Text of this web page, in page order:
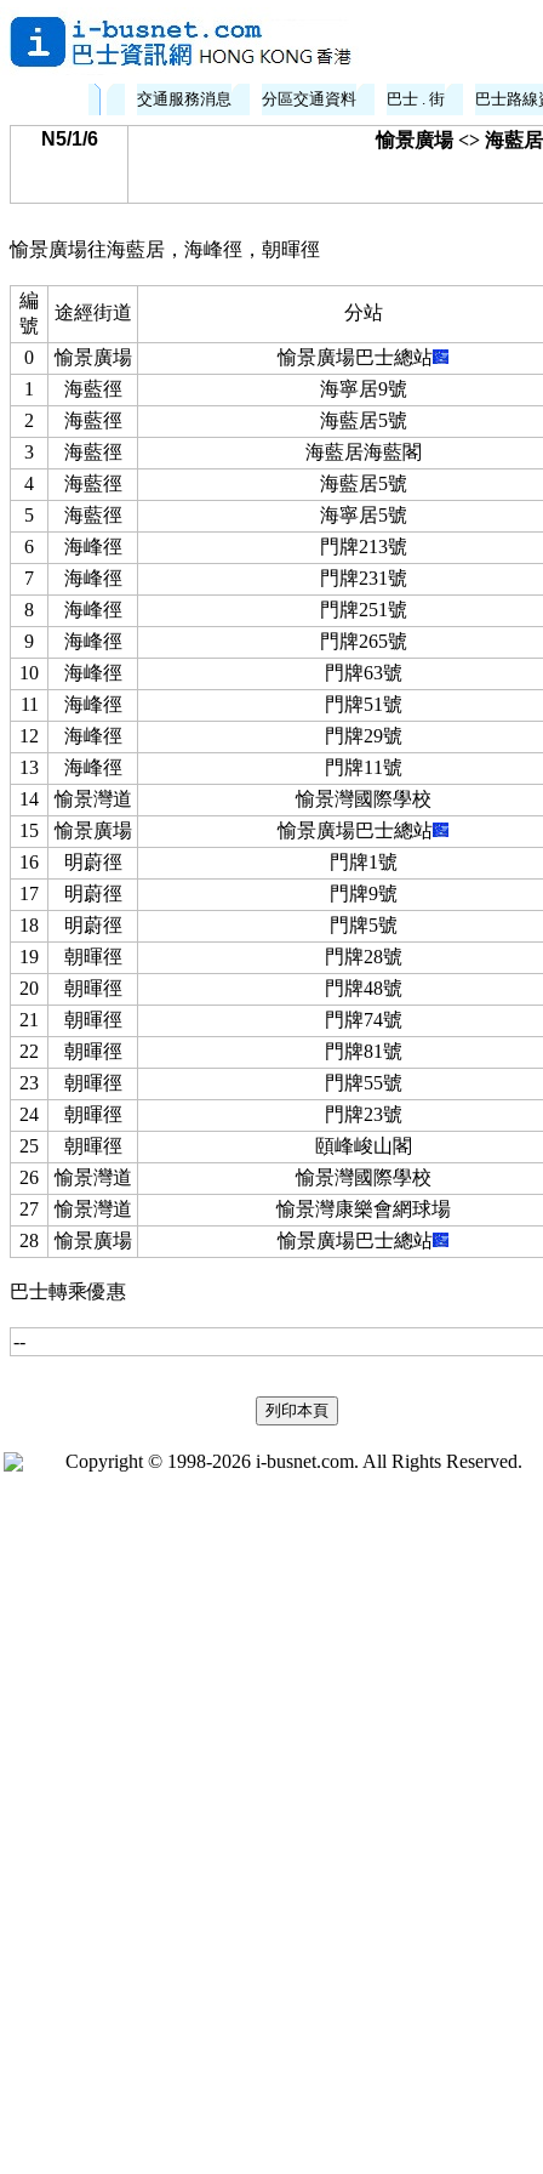
交通服務消息 分區交通資料 巴士 . 街 巴士路線
N5/1/6 愉景廣場 <> 海藍
愉景廣場往海藍居，海峰徑，朝暉徑
編
號
途經街道 分站
0 愉景廣場
愉景廣場巴士總站
1
海藍徑
海寧居9號
2
海藍徑
海藍居5號
3
海藍徑
海藍居海藍閣
4
海藍徑
海藍居5號
5
海藍徑
海寧居5號
6
海峰徑
門牌213號
7
海峰徑
門牌231號
8
海峰徑
門牌251號
9
海峰徑
門牌265號
10
海峰徑
門牌63號
11
海峰徑
門牌51號
12
海峰徑
門牌29號
13
海峰徑
門牌11號
14
愉景灣道
愉景灣國際學校
15
愉景廣場
愉景廣場巴士總站
16
明蔚徑
門牌1號
17
明蔚徑
門牌9號
18
明蔚徑
門牌5號
19
朝暉徑
門牌28號
20
朝暉徑
門牌48號
21
朝暉徑
門牌74號
22
朝暉徑
門牌81號
23
朝暉徑
門牌55號
24
朝暉徑
門牌23號
25
朝暉徑
頤峰峻山閣
26
愉景灣道
愉景灣國際學校
27
愉景灣道
愉景灣康樂會網球場
28
愉景廣場 愉景廣場巴士總站
巴士轉乘優惠
--
Copyright © 1998-2026 i-busnet.com. All Rights Reserved.